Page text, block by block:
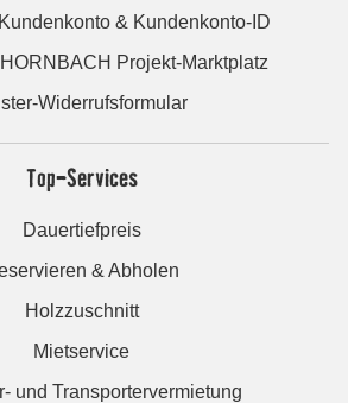
& Kundenkonto-ID
Projekt-Marktplatz
Widerrufsformular
Top-Services
Dauertiefpreis
& Abholen
Holzzuschnitt
Mietservice
und Transportervermietung